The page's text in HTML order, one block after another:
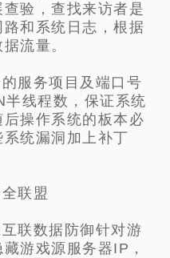
验，查找来访者是
和系统日志，根据
流量。
服务项目及端口号
线程数，保证系统
操作系统的板本必
统漏洞加上补丁
联盟
联数据防御针对游
游戏源服务器IP，